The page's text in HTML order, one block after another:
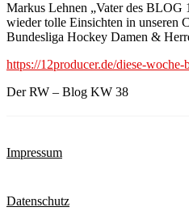
Markus Lehnen „Vater des
wieder tolle Einsichten in unseren
Bundesliga Hockey Damen &
https://12producer.de/diese-
Der RW – Blog KW 38
Impressum
Datenschutz